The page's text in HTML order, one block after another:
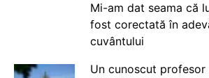
Mi-am dat seama că
fost corectată în
cuvântului
Un cunoscut